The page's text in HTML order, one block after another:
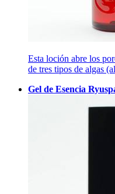
Esta loción abre los
de tres tipos de algas
Gel de Esencia